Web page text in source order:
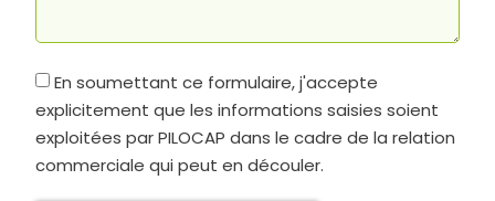
En soumettant ce formulaire, j'accepte
explicitement que les informations saisies soient
exploitées par PILOCAP dans le cadre de la relation
commerciale qui peut en découler.